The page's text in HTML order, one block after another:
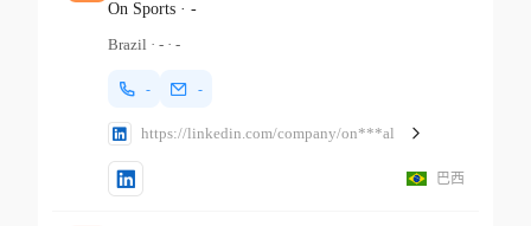
On Sports· -
Brazil · -· -
- -
https://linkedin.com/company/on***al
巴西